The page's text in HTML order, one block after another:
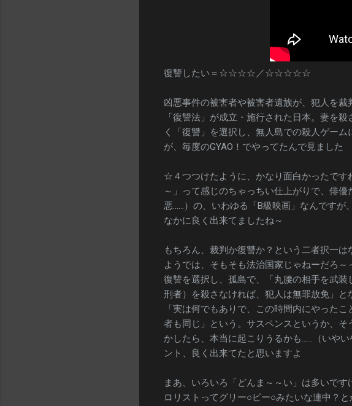
復讐したい＝☆☆☆☆／☆☆☆☆☆
凶悪事件の被害者や被害者遺族が、犯人を
「復讐法」が成立・施行された日本。妻を
く「復讐」を選択し、無人島での殺人ゲー
が、毎度のGYAO！でやってたんで見ました
☆４つつけたように、かなり面白かったです
～」って感じのちゃっちい仕上がりで、俳
悪……）の、いわゆる「B級映画」なんですが
なかに良く出来てましたね～
もちろん、裁判か復讐か？という二者択一
ようでは、そもそも法治国家じゃねーだろ～
復讐を選択し、孤島で、「丸腰の相手を武
刑者）を殺さなければ、犯人は無罪放免」と
「実は何でもありで、この時間内にやった
者も同じ」という。サスペンスというか、
かしたら、本当に起こりうるかも……（いや
ント、良く出来てたと思いますよ
まあ、いろいろ「どんま～～い」は多いで
ロリストってグリー○ピー○みたいな連中？